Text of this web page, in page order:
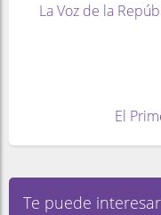
La Voz de la
El
Te puede interesar